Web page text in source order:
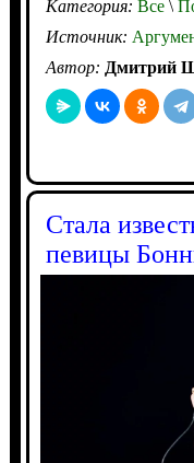
Категория: Все\
Источник:
Автор: Дмитрий
Стала
певицы